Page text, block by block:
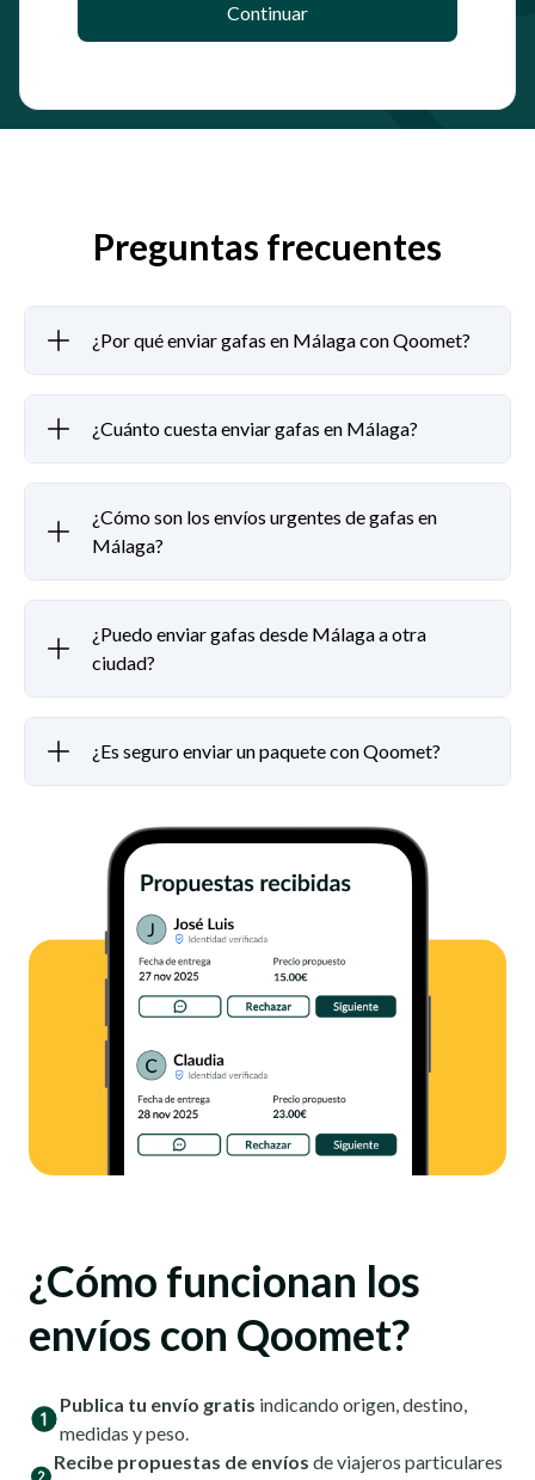
Continuar
Preguntas frecuentes
¿Por qué enviar gafas en Málaga con Qoomet?
¿Cuánto cuesta enviar gafas en Málaga?
¿Cómo son los envíos urgentes de gafas en
Málaga?
¿Puedo enviar gafas desde Málaga a otra
ciudad?
¿Es seguro enviar un paquete con Qoomet?
¿Cómo funcionan los
envíos con Qoomet?
Publica tu envío gratis indicando origen, destino,
medidas y peso.
Recibe propuestas de envíos de viajeros particulares